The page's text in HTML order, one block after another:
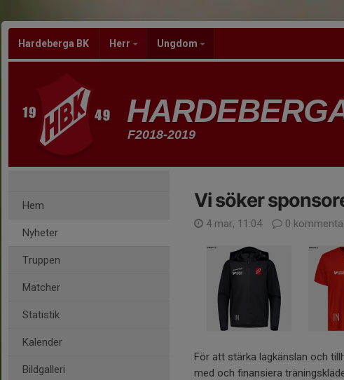
Hardeberga BK Herr Ungdom
F2018-2019
Hem
Nyheter
Truppen
Matcher
Statistik
Kalender
Bildgalleri
Vi söker
4 mar, 11:04 0
För att stärka lagkänslan och
med och finansiera